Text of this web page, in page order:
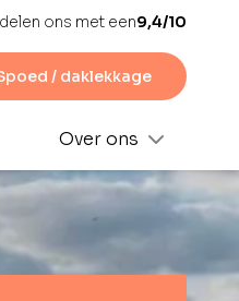
ons met een9,4/10
/ daklekkage
Over ons